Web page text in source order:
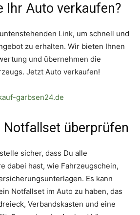
Ihr Auto verkaufen?
Link, um schnell und
zu erhalten. Wir bieten Ihnen
und übernehmen die
Jetzt Auto verkaufen!
garbsen24.de
Notfallset überprüfen
sicher, dass Du alle
dabei hast, wie Fahrzeugschein,
Es kann
Notfallset im Auto zu haben, das
Verbandskasten und eine